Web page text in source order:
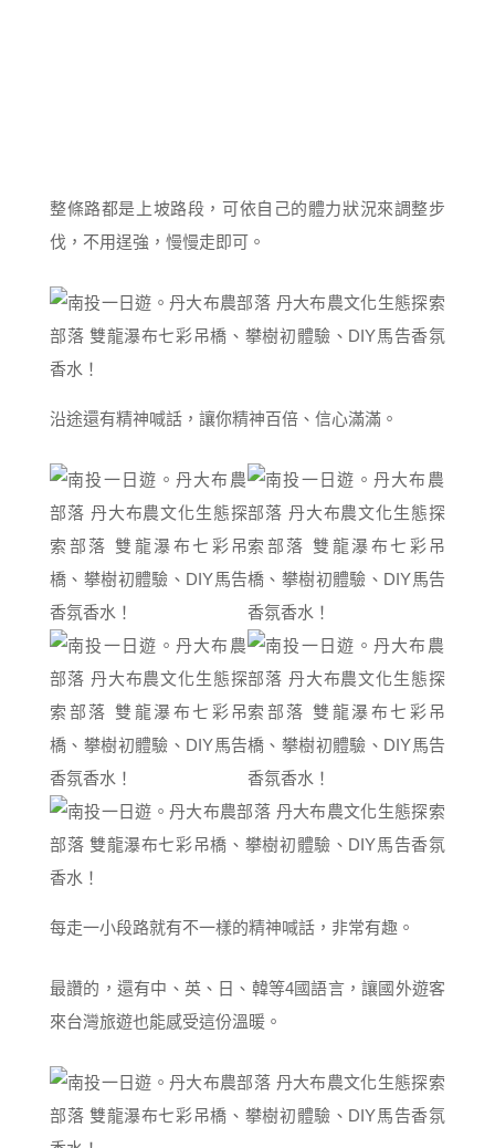
整條路都是上坡路段，可依自己的體力狀況來調整步
伐，不用逞強，慢慢走即可。
沿途還有精神喊話，讓你精神百倍、信心滿滿。
每走一小段路就有不一樣的精神喊話，非常有趣。
最讚的，還有中、英、日、韓等4國語言，讓國外遊客
來台灣旅遊也能感受這份溫暖。